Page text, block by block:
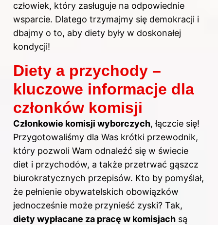
człowiek, który zasługuje na odpowiednie
wsparcie. Dlatego trzymajmy się demokracji i
dbajmy o to, aby diety były w doskonałej
kondycji!
Diety a przychody –
kluczowe informacje dla
członków komisji
Członkowie komisji wyborczych, łączcie się!
Przygotowaliśmy dla Was krótki przewodnik,
który pozwoli Wam odnaleźć się w świecie
diet i przychodów, a także przetrwać gąszcz
biurokratycznych przepisów. Kto by pomyślał,
że pełnienie obywatelskich obowiązków
jednocześnie może przynieść zyski? Tak,
diety wypłacane za pracę w komisjach są